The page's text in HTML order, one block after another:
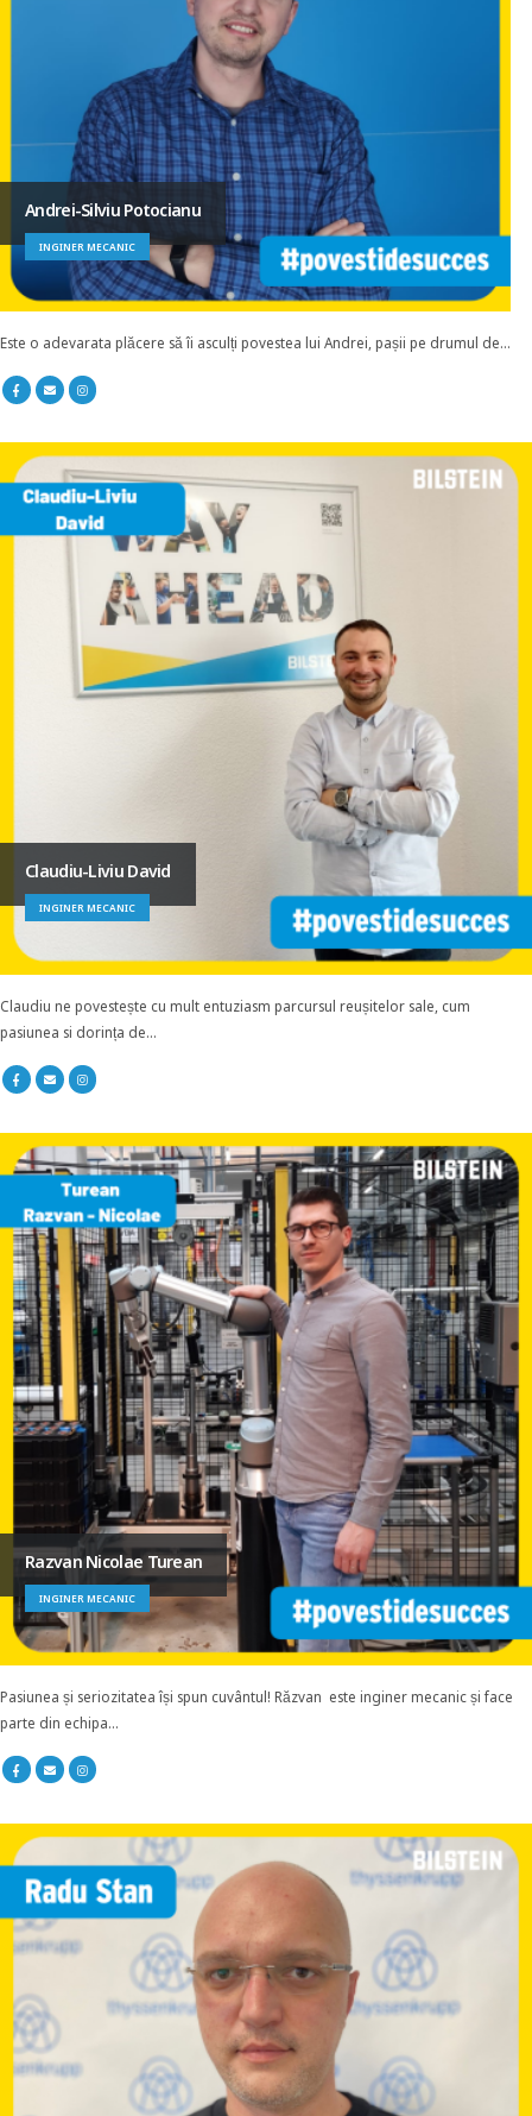
Andrei-Silviu Potocianu
INGINER MECANIC
Este o adevarata plăcere să îi asculți povestea lui Andrei, pașii pe drumul de...
Claudiu-Liviu David
INGINER MECANIC
Claudiu ne povestește cu mult entuziasm parcursul reușitelor sale, cum
pasiunea si dorința de...
Razvan Nicolae Turean
INGINER MECANIC
Pasiunea și seriozitatea își spun cuvântul! Răzvan este inginer mecanic și face
parte din echipa...